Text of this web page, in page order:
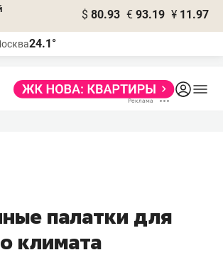
$ 80.93 € 93.19 ¥ 11.97
24.1°
палатки для
климата